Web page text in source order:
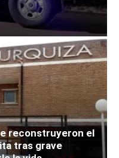
reconstruyeron el
tras grave